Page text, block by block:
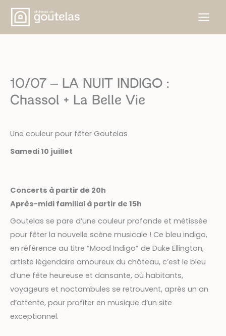
Aller
contenu
10/07 – LA NUIT INDIGO :
Chassol + La Belle Vie
Une couleur pour fêter Goutelas
Samedi 10 juillet
Concerts à partir de 20h
Après-midi familial à partir de 15h
Goutelas se pare d’une couleur profonde et métissée
pour fêter la nouvelle scène musicale ! Ce bleu indigo,
en référence au titre “Mood Indigo” de Duke Ellington,
artiste légendaire amoureux du château, c’est le bleu
d’une fête heureuse et dansante, où habitants,
voyageurs et noctambules se retrouvent, après un an
d’attente, pour profiter en musique d’un site
exceptionnel.